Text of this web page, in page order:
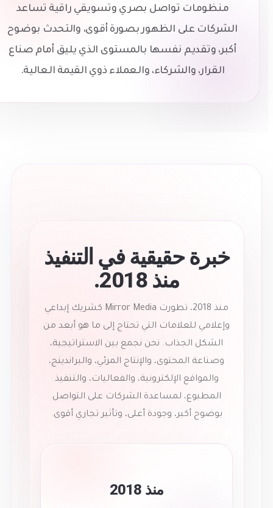
منظومات تواصل بصري وتسويقي راقية تساعد
الشركات على الظهور بصورة أقوى، والتحدث بوضوح
أكبر، وتقديم نفسها بالمستوى الذي يليق أمام صناع
القرار، والشركاء، والعملاء ذوي القيمة العالية.
خبرة حقيقية في التنفيذ
منذ 2018.
منذ 2018، تطورت Mirror Media كشريك إبداعي
وإعلامي للعلامات التي تحتاج إلى ما هو أبعد من
الشكل الجذاب. نحن نجمع بين الاستراتيجية،
وصناعة المحتوى، والإنتاج المرئي، والبراندينج،
والمواقع الإلكترونية، والفعاليات، والتنفيذ
المطبوع، لمساعدة الشركات على التواصل
بوضوح أكبر، وجودة أعلى، وتأثير تجاري أقوى.